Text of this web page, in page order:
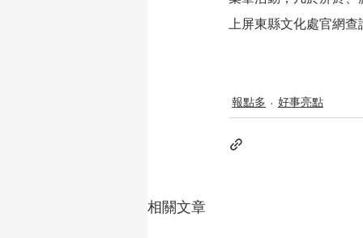
上屏東縣文化處官網查
報點多 好事亮點
相關文章